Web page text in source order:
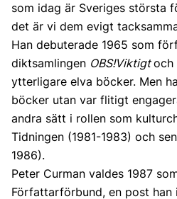
som idag är Sveriges största
det är vi dem evigt
Han debuterade 1965 som
diktsamlingen OBS!Viktigtoch
ytterligare elva böcker. Men
böcker utan var flitigt
andra sätt i rollen som
Tidningen (1981-1983) och
1986).
Peter Curman valdes 1987
Författarförbund, en post han